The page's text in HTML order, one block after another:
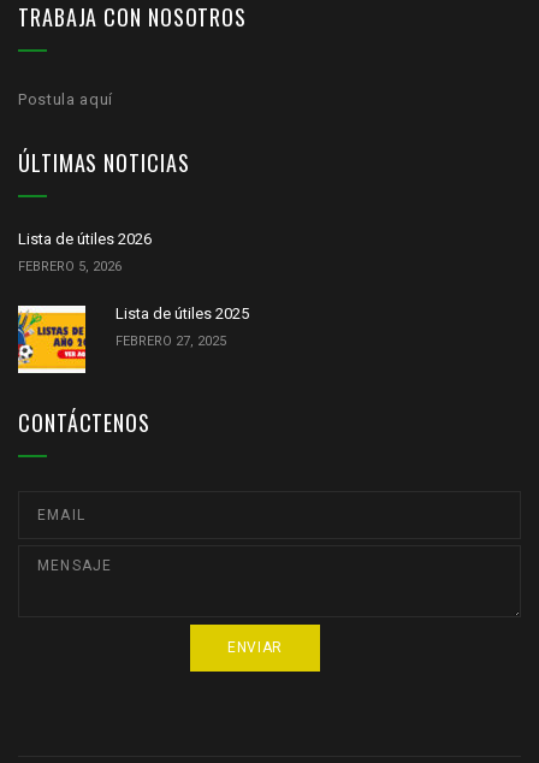
TRABAJA CON NOSOTROS
Postula aquí
ÚLTIMAS NOTICIAS
Lista de útiles 2026
FEBRERO 5, 2026
Lista de útiles 2025
FEBRERO 27, 2025
CONTÁCTENOS